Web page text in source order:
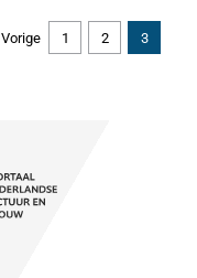
Vorige 1 2 3